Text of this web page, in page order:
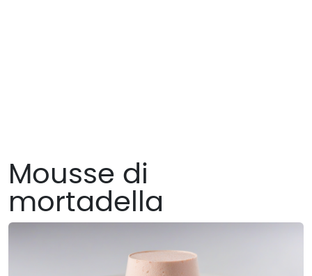
Mousse di
mortadella